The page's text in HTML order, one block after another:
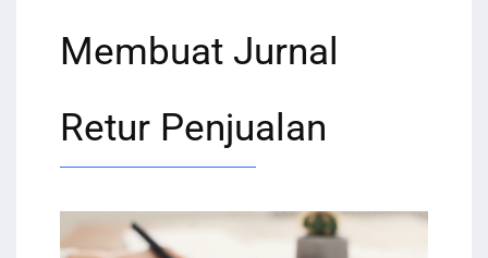
Membuat Jurnal
Retur Penjualan